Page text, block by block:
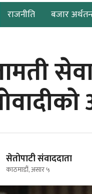
राजनीति बजार
सेतोपाटी संवाददाता
काठमाडौं, असार ५